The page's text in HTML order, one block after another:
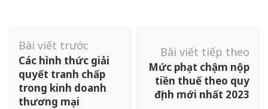
Điều
hướng
bài
viết
Bài viết trước
Các hình thức giải
quyết tranh chấp
trong kinh doanh
thương mại
Bài viết tiếp theo
Mức phạt chậm nộp
tiền thuế theo quy
định mới nhất 2023